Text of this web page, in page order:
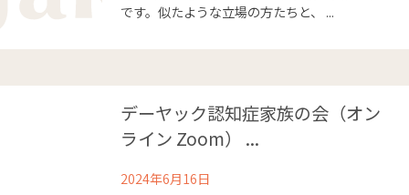
です。似たような立場の方たちと、 ...
デーヤック認知症家族の会（オン
ライン Zoom） ...
2024年6月16日